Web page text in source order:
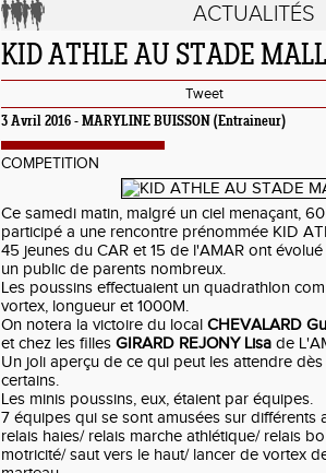
ACTUALITÉS
KID ATHLE AU STADE
Tweet
3 Avril 2016 - MARYLINE BUISSON (Entraineur)
COMPETITION
Ce samedi matin, malgré un ciel menaçant,
participé a une rencontre prénommée KID
45 jeunes du CAR et 15 de l'AMAR ont
un public de parents nombreux.
Les poussins effectuaient un quadrathlon
vortex, longueur et 1000M.
On notera la victoire du local CHEVALARD
et chez les filles GIRARD REJONY Lisa de
Un joli aperçu de ce qui peut les attendre
certains.
Les minis poussins, eux, étaient par équipes.
7 équipes qui se sont amusées sur différents
relais haies/ relais marche athlétique/ relais
motricité/ saut vers le haut/ lancer de vortex